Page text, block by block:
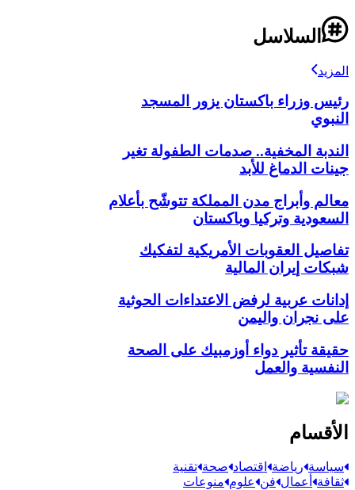
السلاسل
المزيد
رئيس وزراء باكستان يزور المسجد
النبوي
الندبة المخفية.. صدمات الطفولة تغير
جينات الدماغ للأبد
معالم وأبراج مدن المملكة تتوشّح بأعلام
السعودية وتركيا وباكستان
تفاصيل العقوبات الأمريكية لتفكيك
شبكات إيران المالية
إدانات عربية لرفض الاعتداءات الحوثية
على نجران واليمن
حقيقة تأثير دواء أوزمبيك على الصحة
النفسية والعمل
الأقسام
سياسة رياضة اقتصاد صحة تقنية
ثقافة أعمال فن علوم منوعات